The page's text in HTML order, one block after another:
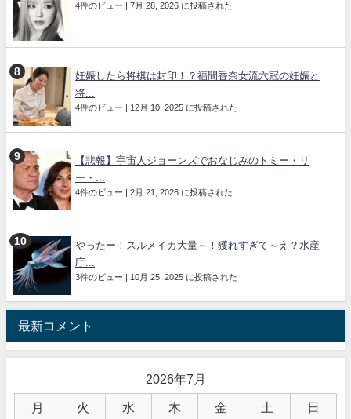
4件のビュー | 7月 28, 2026 に投稿された
妊娠したら将棋は封印！？福間香奈女流六冠の妊娠と
将...
4件のビュー | 12月 10, 2025 に投稿された
【悲報】宇宙人ジョーンズでおなじみのトミー・リ
ー・...
4件のビュー | 2月 21, 2026 に投稿された
やったー！スルメイカ大量～！獲れすぎて～え？水産
庁...
3件のビュー | 10月 25, 2025 に投稿された
最新コメント
2026年7月
月 火 水 木 金 土 日